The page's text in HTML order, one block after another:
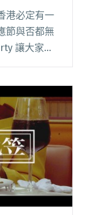
港必定有一
節與否都無
讓大家一
，稍早端午
月餅外的選
節"